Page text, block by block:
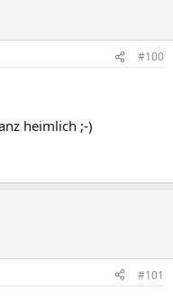
#100
heimlich ;-)
#101